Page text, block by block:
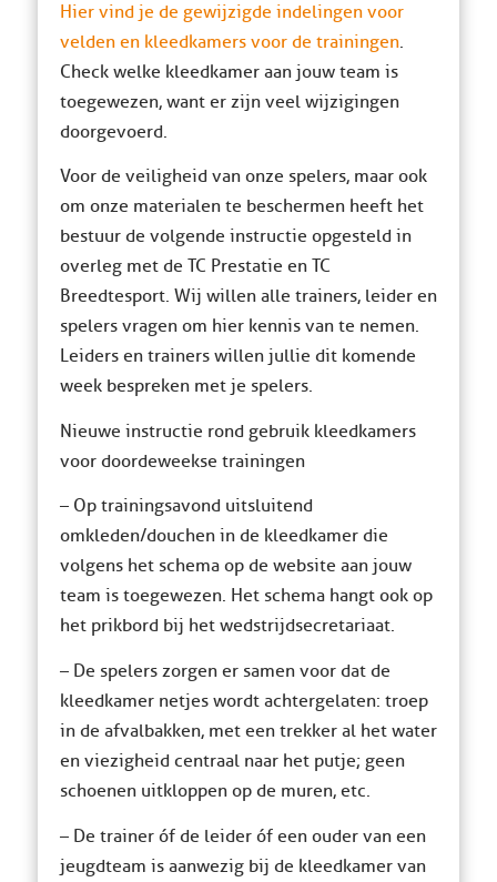
Hier vind je de gewijzigde indelingen voor
velden en kleedkamers voor de trainingen.
Check welke kleedkamer aan jouw team is
toegewezen, want er zijn veel wijzigingen
doorgevoerd.
Voor de veiligheid van onze spelers, maar ook
om onze materialen te beschermen heeft het
bestuur de volgende instructie opgesteld in
overleg met de TC Prestatie en TC
Breedtesport. Wij willen alle trainers, leider en
spelers vragen om hier kennis van te nemen.
Leiders en trainers willen jullie dit komende
week bespreken met je spelers.
Nieuwe instructie rond gebruik kleedkamers
voor doordeweekse trainingen
– Op trainingsavond uitsluitend
omkleden/douchen in de kleedkamer die
volgens het schema op de website aan jouw
team is toegewezen. Het schema hangt ook op
het prikbord bij het wedstrijdsecretariaat.
– De spelers zorgen er samen voor dat de
kleedkamer netjes wordt achtergelaten: troep
in de afvalbakken, met een trekker al het water
en viezigheid centraal naar het putje; geen
schoenen uitkloppen op de muren, etc.
– De trainer óf de leider óf een ouder van een
jeugdteam is aanwezig bij de kleedkamer van